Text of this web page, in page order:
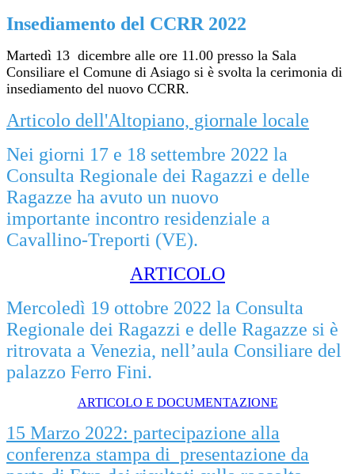
Insediamento del CCRR 2022
Martedì 13 dicembre alle ore 11.00 presso la Sala
Consiliare el Comune di Asiago si è svolta la cerimonia di
insediamento del nuovo CCRR.
Articolo dell'Altopiano, giornale locale
Nei giorni 17 e 18 settembre 2022 la
Consulta Regionale dei Ragazzi e delle
Ragazze ha avuto un nuovo
importante incontro residenziale a
Cavallino-Treporti (VE).
ARTICOLO
Mercoledì 19 ottobre 2022 la Consulta
Regionale dei Ragazzi e delle Ragazze si è
ritrovata a Venezia, nell’aula Consiliare del
palazzo Ferro Fini.
ARTICOLO E DOCUMENTAZIONE
15 Marzo 2022: partecipazione alla
conferenza stampa di presentazione da